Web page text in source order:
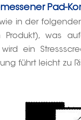
Pad-
in der
was
ein
führt leicht zu